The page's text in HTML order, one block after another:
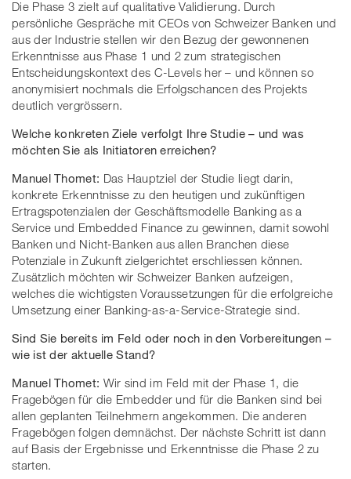
Die Phase 3 zielt auf qualitative Validierung. Durch
persönliche Gespräche mit CEOs von Schweizer Banken und
aus der Industrie stellen wir den Bezug der gewonnenen
Erkenntnisse aus Phase 1 und 2 zum strategischen
Entscheidungskontext des C-Levels her – und können so
anonymisiert nochmals die Erfolgschancen des Projekts
deutlich vergrössern.
Welche konkreten Ziele verfolgt Ihre Studie – und was
möchten Sie als Initiatoren erreichen?
Manuel Thomet: Das Hauptziel der Studie liegt darin,
konkrete Erkenntnisse zu den heutigen und zukünftigen
Ertragspotenzialen der Geschäftsmodelle Banking as a
Service und Embedded Finance zu gewinnen, damit sowohl
Banken und Nicht-Banken aus allen Branchen diese
Potenziale in Zukunft zielgerichtet erschliessen können.
Zusätzlich möchten wir Schweizer Banken aufzeigen,
welches die wichtigsten Voraussetzungen für die erfolgreiche
Umsetzung einer Banking-as-a-Service-Strategie sind.
Sind Sie bereits im Feld oder noch in den Vorbereitungen –
wie ist der aktuelle Stand?
Manuel Thomet: Wir sind im Feld mit der Phase 1, die
Fragebögen für die Embedder und für die Banken sind bei
allen geplanten Teilnehmern angekommen. Die anderen
Fragebögen folgen demnächst. Der nächste Schritt ist dann
auf Basis der Ergebnisse und Erkenntnisse die Phase 2 zu
starten.